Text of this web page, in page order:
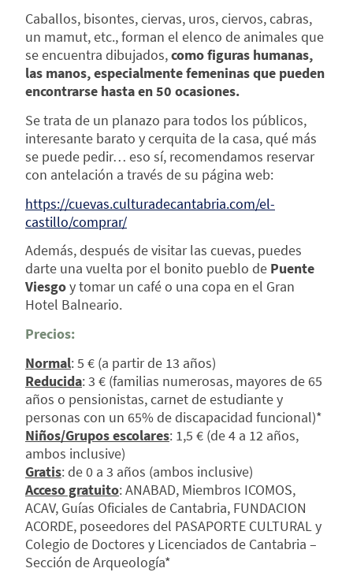
Caballos, bisontes, ciervas, uros, ciervos, cabras,
un mamut, etc., forman el elenco de animales que
se encuentra dibujados,como figuras humanas,
las manos, especialmente femeninas que pueden
encontrarse hasta en 50 ocasiones.
Se trata de un planazo para todos los públicos,
interesante barato y cerquita de la casa, qué más
se puede pedir… eso sí, recomendamos reservar
con antelación a través de su página web:
https://cuevas.culturadecantabria.com/el-
castillo/comprar/
Además, después de visitar las cuevas, puedes
darte una vuelta por el bonito pueblo de Puente
Viesgoy tomar un café o una copa en el Gran
Hotel Balneario.
Precios:
Normal: 5 € (a partir de 13 años)
Reducida: 3 € (familias numerosas, mayores de 65
años o pensionistas, carnet de estudiante y
personas con un 65% de discapacidad funcional)*
Niños/Grupos escolares: 1,5 € (de 4 a 12 años,
ambos inclusive)
Gratis: de 0 a 3 años (ambos inclusive)
Acceso gratuito: ANABAD, Miembros ICOMOS,
ACAV, Guías Oficiales de Cantabria, FUNDACION
ACORDE, poseedores del PASAPORTE CULTURAL y
Colegio de Doctores y Licenciados de Cantabria –
Sección de Arqueología*